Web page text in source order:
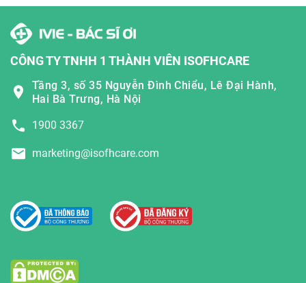
CÔNG TY TNHH 1 THÀNH VIÊN ISOFHCARE
Tầng 3, số 35 Nguyễn Đình Chiểu, Lê Đại Hành,
Hai Bà Trưng, Hà Nội
1900 3367
marketing@isofhcare.com